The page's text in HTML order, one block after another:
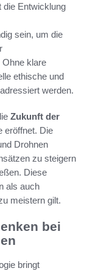
die Entwicklung
sein, um die
Ohne klare
ethische und
werden.
Zukunft der
eröffnet. Die
Drohnen
zu steigern
Diese
als auch
meistern gilt.
bei
bringt